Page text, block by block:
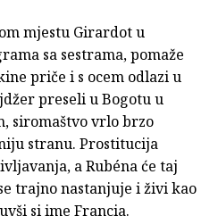
mjestu Girardot u
sa sestrama, pomaže
priče i s ocem odlazi u
preseli u Bogotu u
siromaštvo vrlo brzo
stranu. Prostitucija
a Rubéna će taj
trajno nastanjuje i živi kao
si ime Francia.